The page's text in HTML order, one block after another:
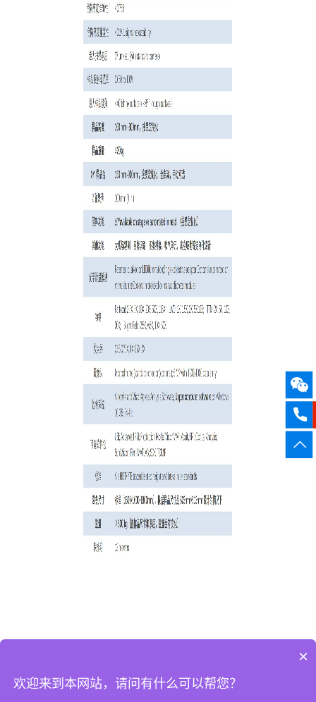
Copyright 2026 瑞鼎智造（武汉）科技有限公司 All Rights
×
欢迎来到本网站，请问有什么可以帮您？